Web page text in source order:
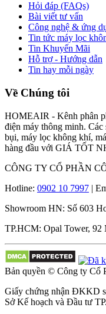
Hỏi đáp (FAQs)
Bài viết tư vấn
Công nghệ & ứng
Tin tức máy lọc
Tin Khuyến Mãi
Hỗ trợ - Hướng dẫn
Tin hay mỗi ngày
Về Chúng tôi
HOMEAIR - Kênh phân
điện máy thông minh. Các
bụi, máy lọc không khí,
hàng đầu với GIÁ TỐT
CÔNG TY CỔ PHẦN
Hotline: 0902 10 7997 |
Showroom HN: Số 603
TP.HCM: Opal Tower, 92
Bản quyền © Công ty Cổ
Giấy chứng nhận ĐKKD
Sở Kế hoạch và Đầu tư